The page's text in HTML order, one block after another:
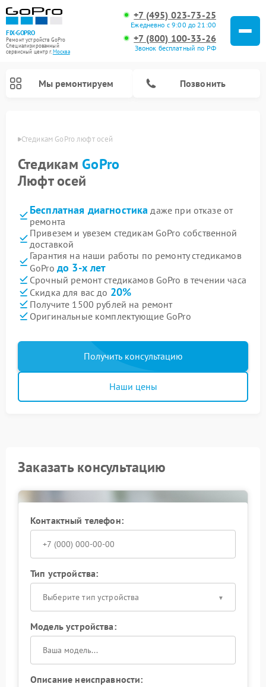
FIX-GOPRO
Ремонт устройств GoPro
Специализированный
cервисный центр г.Москва
+7 (495) 023-73-25
Ежедневно с 9:00 до 21:00
+7 (800) 100-33-26
Звонок бесплатный по РФ
Мы ремонтируем Позвонить
Стедикам GoPro люфт осей
Стедикам GoPro
Люфт осей
Бесплатная диагностика даже при отказе от
ремонта
Привезем и увезем стедикам GoPro собственной
доставкой
Гарантия на наши работы по ремонту стедикамов
GoPro до 3-х лет
Срочный ремонт стедикамов GoPro в течении часа
Скидка для вас до 20%
Получите 1500 рублей на ремонт
Оригинальные комплектующие GoPro
Получить консультацию
Наши цены
Заказать консультацию
Контактный телефон:
Тип устройства:
Выберите тип устройства
Модель устройства:
Описание неисправности: